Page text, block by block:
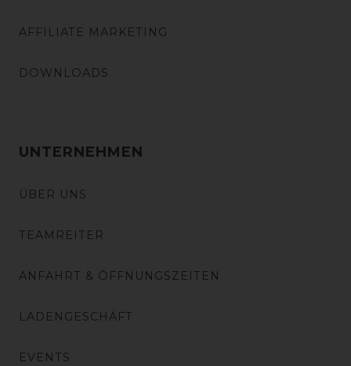
AFFILIATE MARKETING
DOWNLOADS
UNTERNEHMEN
ÜBER UNS
TEAMREITER
ANFAHRT & ÖFFNUNGSZEITEN
LADENGESCHÄFT
EVENTS